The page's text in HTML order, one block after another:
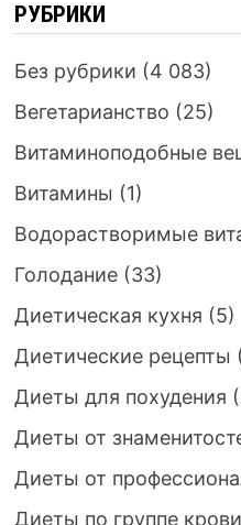
РУБРИКИ
Без рубрики (4 083)
Вегетарианство (25)
Витаминоподобные
Витамины (1)
Водорастворимые
Голодание(33)
Диетическая кухня (5)
Диетические рецепты
Диеты для похудения
Диеты от
Диеты от
Диеты по группе крови